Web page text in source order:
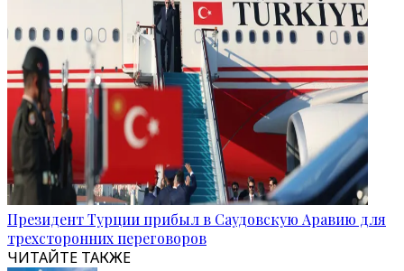
Президент Турции прибыл в Саудовскую Аравию для
трехсторонних переговоров
ЧИТАЙТЕ ТАКЖЕ